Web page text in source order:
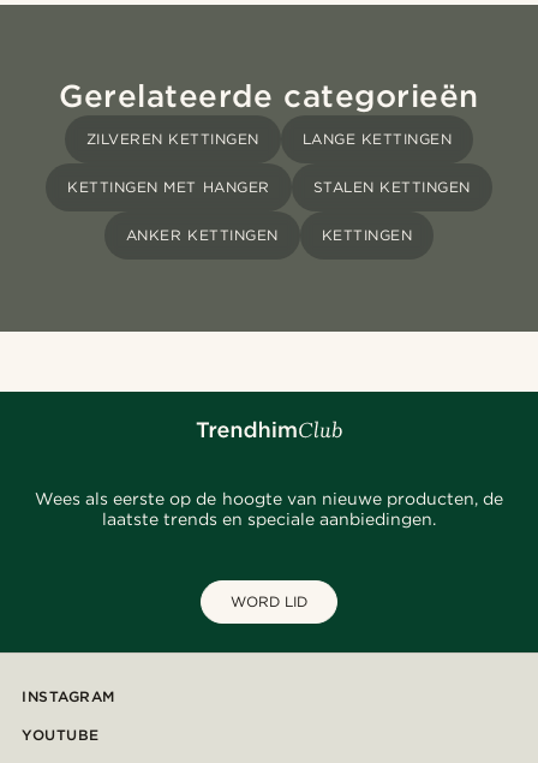
Gerelateerde categorieën
ZILVEREN KETTINGEN LANGE KETTINGEN
KETTINGEN MET HANGER STALEN KETTINGEN
ANKER KETTINGEN KETTINGEN
Wees als eerste op de hoogte van nieuwe producten, de
laatste trends en speciale aanbiedingen.
WORD LID
INSTAGRAM
YOUTUBE